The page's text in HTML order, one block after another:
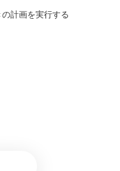
計画を実行する